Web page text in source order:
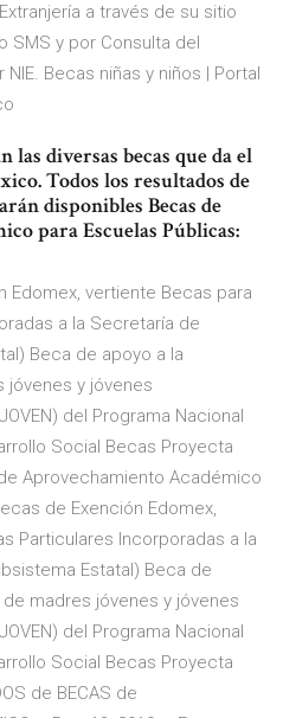
a través de su sitio
SMS y por Consulta del
Becas niñas y niños | Portal
las diversas becas que da el
Todos los resultados de
disponibles Becas de
para Escuelas Públicas:
Edomex, vertiente Becas para
a la Secretaría de
Beca de apoyo a la
jóvenes y jóvenes
del Programa Nacional
Social Becas Proyecta
Aprovechamiento Académico
de Exención Edomex,
Particulares Incorporadas a la
Estatal) Beca de
madres jóvenes y jóvenes
del Programa Nacional
Social Becas Proyecta
de BECAS de